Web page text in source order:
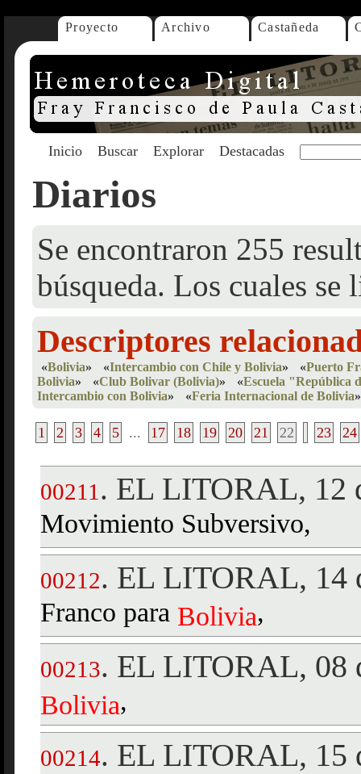
Proyecto Archivo Castañeda
Inicio Buscar Explorar Destacadas
Diarios
Se encontraron 255
búsqueda. Los cuales se
Descriptores
«Bolivia» «Intercambio con Chile y Bolivia» «Puerto
Bolivia» «Club Bolivar (Bolivia)» «Escuela "República
Intercambio con Bolivia» «Feria Internacional de Bolivia»
1 2 3 4 5 ... 17 18 19 20 21 22 23 24
00211 . EL LITORAL, 12
Movimiento Subversivo,
00212. EL LITORAL, 14
Franco para Bolivia,
00213. EL LITORAL, 08
Bolivia,
00214. EL LITORAL, 15